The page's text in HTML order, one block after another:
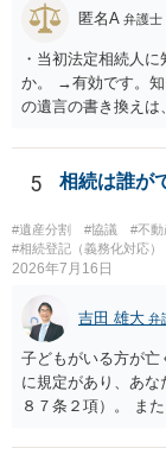
匿名A 弁護士
・当初法定相続人
か。 →有効です。知
の遺言の書き換え
ますか。 →本人が自
です。客観的な基
ないということでし
と拒否することはで
5 相続は誰が
#遺産分割 #協議 #不
#相続登記（義務化対応）
2026年7月16日
吉田 雄大 弁
子どもがいる方が亡
に規定があり、あな
８７条２項）。 ま
も相続権があります